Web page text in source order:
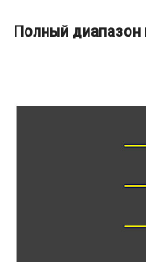
Полный диапазон